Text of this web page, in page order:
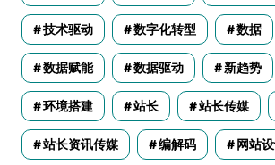
技术驱动 数字化转型 数据
数据赋能 数据驱动 新趋势
环境搭建 站长 站长传媒
站长资讯传媒 编解码 网站